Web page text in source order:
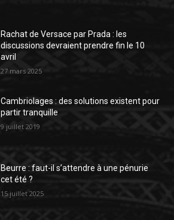
Rachat de Versace par Prada : les
discussions devraient prendre fin le 10
avril
27 mars 2025
Cambriolages : des solutions existent pour
partir tranquille
9 juillet 2019
Beurre : faut-il s’attendre à une pénurie
cet été ?
15 juillet 2025